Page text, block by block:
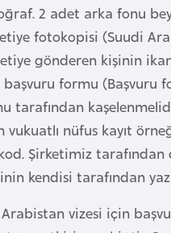
2 adet arka fonu
fotokopisi (Suudi
gönderen kişinin
başvuru formu (Başvuru
tarafından
vukuatlı nüfus kayıt
Şirketimiz tarafından
kendisi tarafından
vizesi için